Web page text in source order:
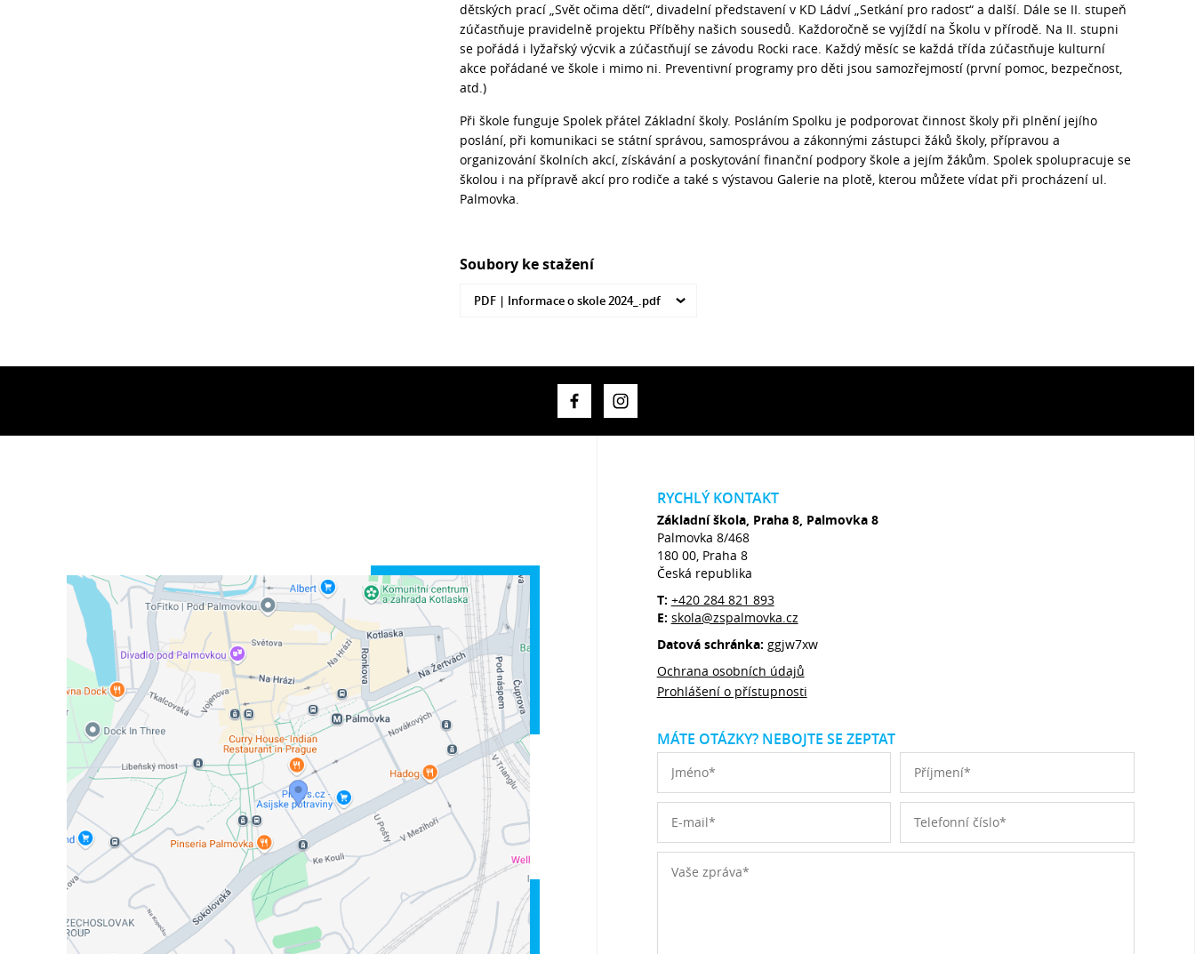
dětských prací „Svět očima dětí“, divadelní představení v KD Ládví „Setkání pro radost“ a další. Dále se II. stupeň
zúčastňuje pravidelně projektu Příběhy našich sousedů. Každoročně se vyjíždí na Školu v přírodě. Na II. stupni
se pořádá i lyžařský výcvik a zúčastňují se závodu Rocki race. Každý měsíc se každá třída zúčastňuje kulturní
akce pořádané ve škole i mimo ni. Preventivní programy pro děti jsou samozřejmostí (první pomoc, bezpečnost,
atd.)
Při škole funguje Spolek přátel Základní školy. Posláním Spolku je podporovat činnost školy při plnění jejího
poslání, při komunikaci se státní správou, samosprávou a zákonnými zástupci žáků školy, přípravou a
organizování školních akcí, získávání a poskytování finanční podpory škole a jejím žákům. Spolek spolupracuje se
školou i na přípravě akcí pro rodiče a také s výstavou Galerie na plotě, kterou můžete vídat při procházení ul.
Palmovka.
Soubory ke stažení
PDF | Informace o skole 2024_.pdf
RYCHLÝ KONTAKT
Základní škola, Praha 8, Palmovka 8
Palmovka 8/468
180 00, Praha 8
Česká republika
T: +420 284 821 893
E: skola@zspalmovka.cz
Datová schránka: ggjw7xw
Ochrana osobních údajů
Prohlášení o přístupnosti
MÁTE OTÁZKY? NEBOJTE SE ZEPTAT